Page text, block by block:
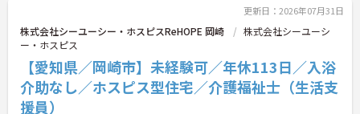
時間連携の訪問診療医もいるため、医療依存度の高
い方へのケアもチームで安心して取り組める環境で
す。
★おすすめPOINT★
【無理なくステップアップできる業務内容】
・実務未経験からでも挑戦可能です
・入浴介助なし、まずは生活支援や看護師のサポー
更新日：2026年07月31日
株式会社シーユーシー・ホスピスReHOPE 岡崎
株式会社シーユーシ
ー・ホスピス
【愛知県／岡崎市】未経験可／年休113日／入浴
介助なし／ホスピス型住宅／介護福祉士（生活支
援員）